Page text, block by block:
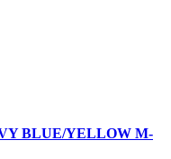
BLUE/YELLOW M-